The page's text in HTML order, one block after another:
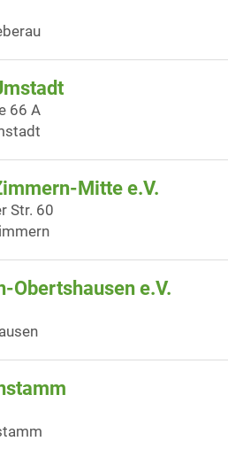
66 A
Mitte e.V.
Str. 60
Obertshausen e.V.